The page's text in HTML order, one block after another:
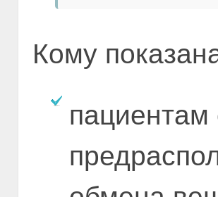
Кому
пациентам